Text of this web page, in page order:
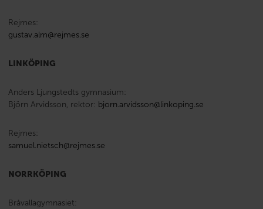
Rejmes:
gustav.alm@rejmes.se
LINKÖPING
Anders Ljungstedts gymnasium:
Björn Arvidsson, rektor: bjorn.arvidsson@linkoping.se
Rejmes:
samuel.nietsch@rejmes.se
NORRKÖPING
Bråvallagymnasiet: